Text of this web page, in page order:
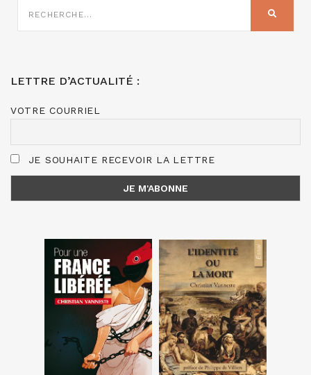
SUR
LETTRE D’ACTUALITÉ :
VOTRE COURRIEL
JE SOUHAITE RECEVOIR LA LETTRE